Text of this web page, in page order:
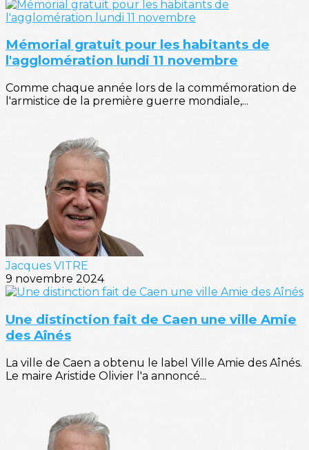
Mémorial gratuit pour les habitants de
l'agglomération lundi 11 novembre
Comme chaque année lors de la commémoration de
l'armistice de la première guerre mondiale,...
Jacques VITRE
9 novembre 2024
Une distinction fait de Caen une ville Amie
des Aînés
La ville de Caen a obtenu le label Ville Amie des Aînés.
Le maire Aristide Olivier l'a annoncé...